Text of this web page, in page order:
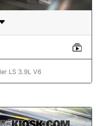
LS 3.9L V6